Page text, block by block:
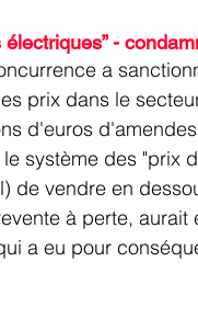
-
a
prix dans le
d'euros
système des "prix
de vendre en
à perte,
a eu pour